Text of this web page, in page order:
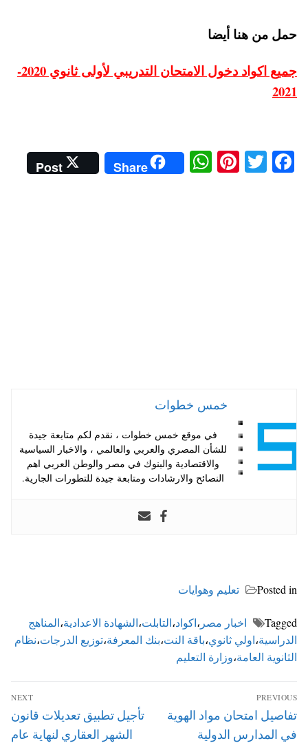
حمل من هنا أيضا
جميع اكواد دخول الامتحان التدريبي لأولى ثانوي 2020-
2021
Fa
T
Pi
W
ha
Share
Post
خمس خطوات
في موقع خمس خطوات ، نقدم لكم متابعة جيدة
للشأن المصري والعربي والعالمي ، والاخبار السياسية
والاقتصادية والبنوك في مصر والوطن العربي اهم
النصائح والارشادات ومتابعة جيدة للتطورات الجارية.
Posted in تعليم وهوايات
Tagged اخبار مصر ،اكواد،التابلت،الشهادة الاعدادية،المناهج
الدراسية،اولي ثانوي،باقة النت،بنك المعرفة،توزيع الدرجات،نظام
الثانوية العامة،وزارة التعليم
تصفّح
المقالات
PREVIOUS
Previous
post:
تفاصيل امتحان مواد الهوية
في المدارس الدولية
NEXT
Next
post:
تأجيل تطبيق تعديلات قانون
الشهر العقاري لنهاية عام